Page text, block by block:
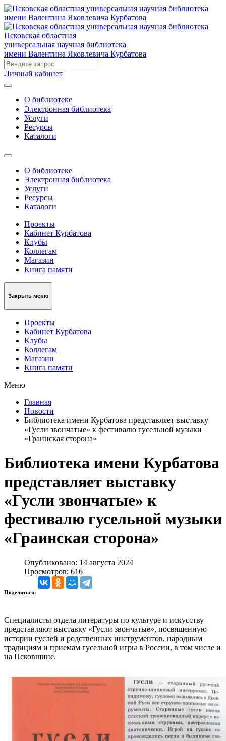
Псковская областная
универсальная научная библиотека
имени Валентина Яковлевича Курбатова
Личный кабинет
О библиотеке
Электронная библиотека
Услуги
Ресурсы
Каталоги
О библиотеке
Электронная библиотека
Услуги
Ресурсы
Каталоги
Проекты
Кабинет Курбатова
Клубы
Коллегам
Магазин
Книга памяти
Закрыть меню
Проекты
Кабинет Курбатова
Клубы
Коллегам
Магазин
Книга памяти
Меню
Главная
Новости
Библиотека имени Курбатова представляет выставку
«Гусли звончатые» к фестивалю гусельной музыки
«Граинская сторона»
Библиотека имени Курбатова
представляет выставку
«Гусли звончатые» к
фестивалю гусельной музыки
«Граинская сторона»
Опубликовано: 14 августа 2024
Просмотров: 616
Поделиться:
Специалисты отдела литературы по культуре и искусству
представляют выставку «Гусли звончатые», посвященную
истории гуслей и родственных инструментов, народным
традициям и приемам гусельной игры в России, в том числе и
на Псковщине.